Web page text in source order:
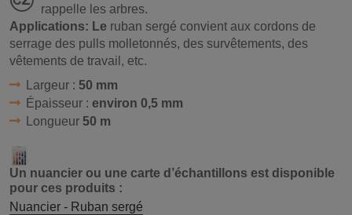
rappelle les arbres.
Applications: Le ruban sergé convient aux cordons de
serrage des pulls molletonnés, des survêtements, des
vêtements de travail, etc.
Largeur : 50 mm
Épaisseur : environ 0,5 mm
Longueur 50 m
Un nuancier ou une carte d’échantillons est disponible
pour ces produits :
Nuancier - Ruban sergé